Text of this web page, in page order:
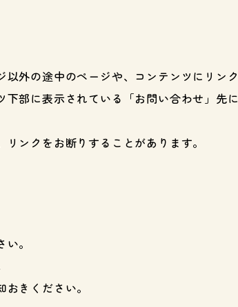
外の途中のページや、コンテンツにリンク
部に表示されている「お問い合わせ」先に
ンクをお断りすることがあります。
。
きください。